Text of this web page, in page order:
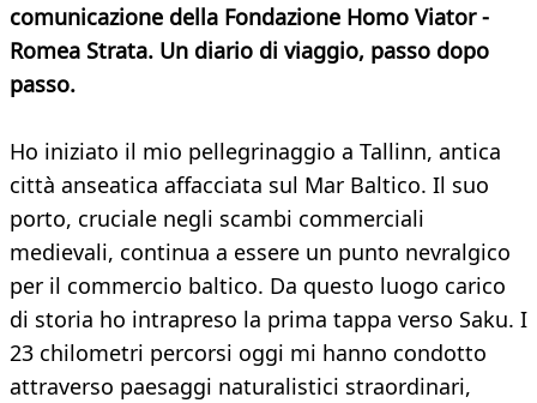
comunicazione della Fondazione Homo Viator -
Romea Strata. Un diario di viaggio, passo dopo
passo.
Ho iniziato il mio pellegrinaggio a Tallinn, antica
città anseatica affacciata sul Mar Baltico. Il suo
porto, cruciale negli scambi commerciali
medievali, continua a essere un punto nevralgico
per il commercio baltico. Da questo luogo carico
di storia ho intrapreso la prima tappa verso Saku. I
23 chilometri percorsi oggi mi hanno condotto
attraverso paesaggi naturalistici straordinari,